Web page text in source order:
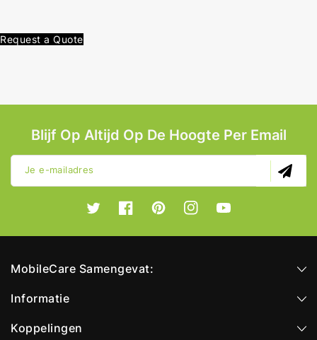
Request a Quote
Blijf Op Altijd Op De Hoogte Per Email
Je e-mailadres
TwitterFacebookPinterestInstagramYouTube
MobileCare Samengevat:
Informatie
Koppelingen